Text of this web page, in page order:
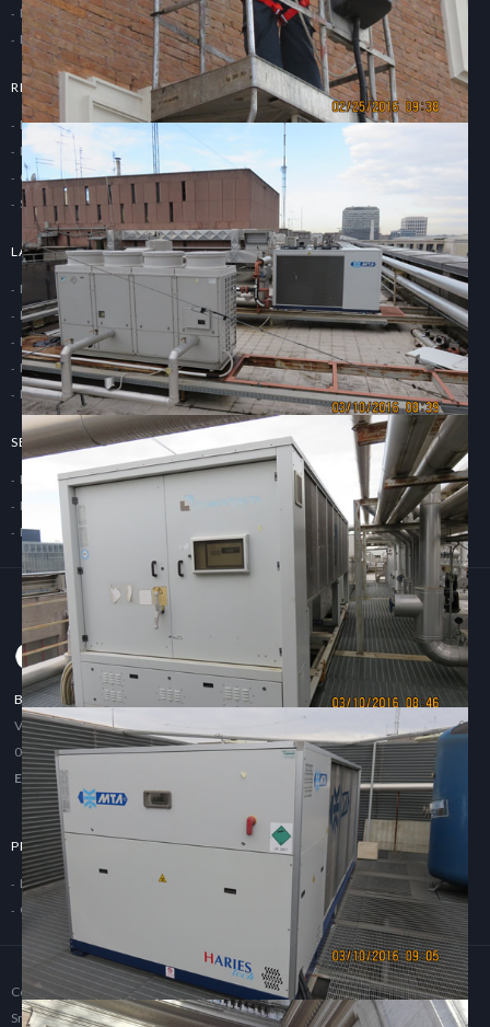
Impianti Antintrusione
Building Automation
REFERENZE
I Nostri Maggiori Clienti
Lavori Realizzati
Certificazioni
Servizi di Manutenzione
LAVORI REALIZZATI
Impianti Elettrici e Trasmissione Dati
Impianti Antintrusione Antincendio e Video Sorveglianza
Impianti di Trasmissione/Ricezione Tv-Sat
Impianti di Condizionamento dell'aria
Impianti Termici
SERVIZIO DI MANUTENZIONE
Manutenzione Impianti Elettrici
Manutenzione Impianti di Sicurezza TVCC
Manutenzione Impianti Idrici Termici e CDZ
BCG ELETTRONICA
Via Casal Selce, 361 00166 Roma (Rm)
Fax
06.61905212
Email-Info@BcgElettronica.it Partita Iva - 01644881003
PRIVACY E COOKIE POLICY
Privacy
Cookie Policy
Copyright © 2016 By Bcg ElettronicaAll rights reserved. Power ByEnetAgency
Srl